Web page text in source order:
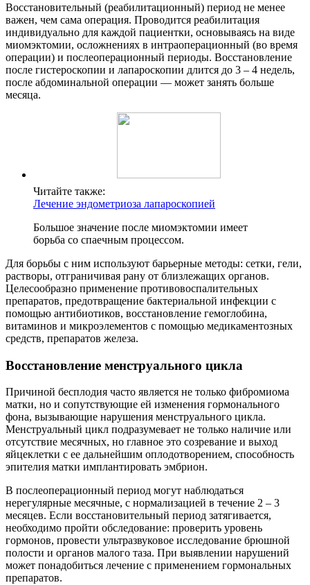
Восстановительный (реабилитационный) период не менее
важен, чем сама операция. Проводится реабилитация
индивидуально для каждой пациентки, основываясь на виде
миомэктомии, осложнениях в интраоперационный (во время
операции) и послеоперационный периоды. Восстановление
после гистероскопии и лапароскопии длится до 3 – 4 недель,
после абдоминальной операции — может занять больше
месяца.
Читайте также:
Лечение эндометриоза лапароскопией
Большое значение после миомэктомии имеет
борьба со спаечным процессом.
Для борьбы с ним используют барьерные методы: сетки, гели,
растворы, отграничивая рану от близлежащих органов.
Целесообразно применение противовоспалительных
препаратов, предотвращение бактериальной инфекции с
помощью антибиотиков, восстановление гемоглобина,
витаминов и микроэлементов с помощью медикаментозных
средств, препаратов железа.
Восстановление менструального цикла
Причиной бесплодия часто является не только фибромиома
матки, но и сопутствующие ей изменения гормонального
фона, вызывающие нарушения менструального цикла.
Менструальный цикл подразумевает не только наличие или
отсутствие месячных, но главное это созревание и выход
яйцеклетки с ее дальнейшим оплодотворением, способность
эпителия матки имплантировать эмбрион.
В послеоперационный период могут наблюдаться
нерегулярные месячные, с нормализацией в течение 2 – 3
месяцев. Если восстановительный период затягивается,
необходимо пройти обследование: проверить уровень
гормонов, провести ультразвуковое исследование брюшной
полости и органов малого таза. При выявлении нарушений
может понадобиться лечение с применением гормональных
препаратов.